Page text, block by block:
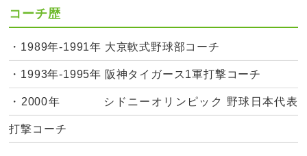
コーチ歴
・1989年-1991年 大京軟式野球部コーチ
・1993年-1995年 阪神タイガース1軍打撃コーチ
・2000年 シドニーオリンピック 野球日本代表
打撃コーチ